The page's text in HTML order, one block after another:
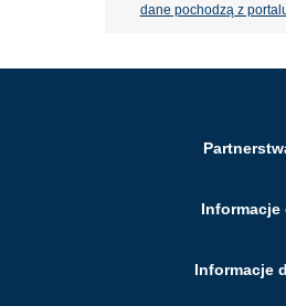
dane pochodzą z
Informacje
Informacje